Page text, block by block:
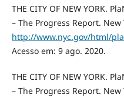
THE CITY OF NEW YORK.
– The Progress Report.
http://www.nyc.gov/html/
Acesso em: 9 ago. 2020.
THE CITY OF NEW YORK.
– The Progress Report.